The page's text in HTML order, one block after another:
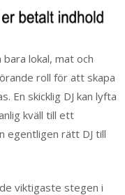
lokal, mat och
roll för att skapa
En skicklig DJ kan lyfta
kväll till ett
egentligen rätt DJ till
viktigaste stegen i